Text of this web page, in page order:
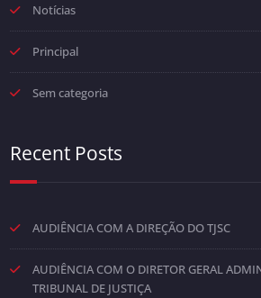
Notícias
Principal
Sem categoria
Recent Posts
AUDIÊNCIA COM A DIREÇÃO DO TJSC
AUDIÊNCIA COM O DIRETOR GERAL
TRIBUNAL DE JUSTIÇA